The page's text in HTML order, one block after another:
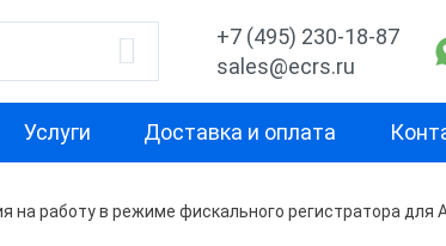
+7 (495) 230-18-87
sales@ecrs.ru
Услуги Доставка и оплата
на работу в режиме фискального регистратора